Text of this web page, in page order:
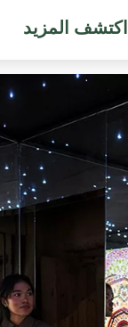
اكتشف المزيد